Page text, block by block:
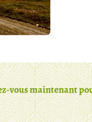
vous maintenant